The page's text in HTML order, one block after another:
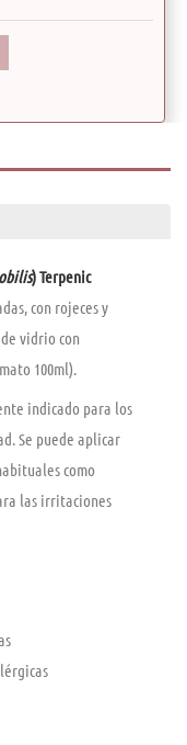
)Terpenic
con rojeces y
vidrio con
100ml).
indicado para los
Se puede aplicar
como
las irritaciones